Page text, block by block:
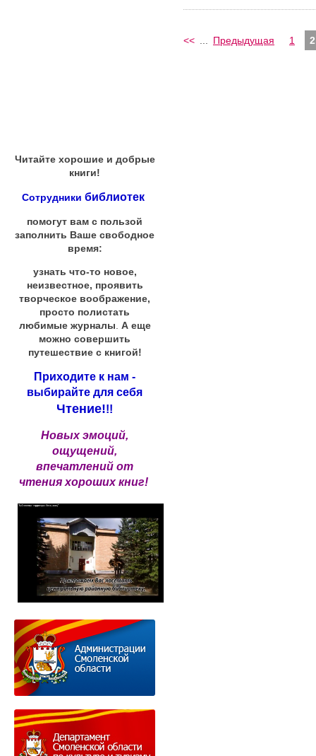
<< Предыдущая 1 2
Читайте хорошие и добрые
книги!
Сотрудники библиотек
помогут вам с пользой
заполнить Ваше свободное
время:
узнать что-то новое,
неизвестное, проявить
творческое воображение,
просто полистать
любимые журналы А еще
можно совершить
путешествие с книгой!
Приходите к нам -
выбирайте для себя
Чтение!!!
Новых эмоций,
ощущений,
впечатлений от
чтения хороших книг!